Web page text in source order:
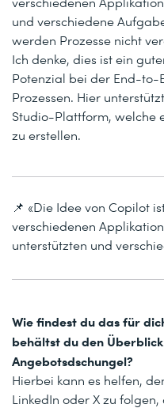
und verschiedene
werden Prozesse nicht
Ich denke, dies ist ein
Potenzial bei der End-to-
Prozessen. Hier
Studio-Plattform, welche
zu erstellen.
📌 «Die Idee von Copilot
verschiedenen
unterstützten und
Wie findest du das für
behältst du den
Angebotsdschungel?
Hierbei kann es helfen,
LinkedIn oder X zu